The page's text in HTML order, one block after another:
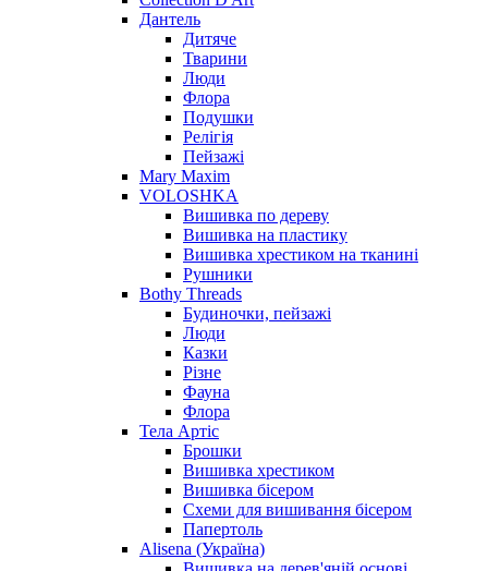
Дантель
Дитяче
Тварини
Люди
Флора
Подушки
Релігія
Пейзажі
Mary Maxim
VOLOSHKA
Вишивка по дереву
Вишивка на пластику
Вишивка хрестиком на тканині
Рушники
Bothy Threads
Будиночки, пейзажі
Люди
Казки
Різне
Фауна
Флора
Тела Артіс
Брошки
Вишивка хрестиком
Вишивка бісером
Схеми для вишивання бісером
Папертоль
Alisena (Україна)